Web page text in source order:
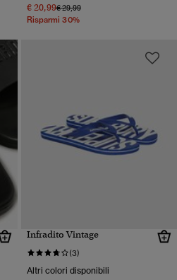
€ 20,99Prezzo ridotto da
€ 29,99a
Risparmi 30%
Infradito Vintage
(3)
Altri colori disponibili